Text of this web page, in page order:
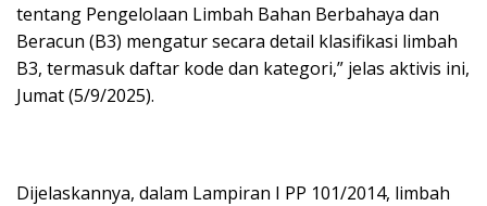
tentang Pengelolaan Limbah Bahan Berbahaya dan
Beracun (B3) mengatur secara detail klasifikasi limbah
B3, termasuk daftar kode dan kategori,” jelas aktivis ini,
Jumat (5/9/2025).
Dijelaskannya, dalam Lampiran I PP 101/2014, limbah